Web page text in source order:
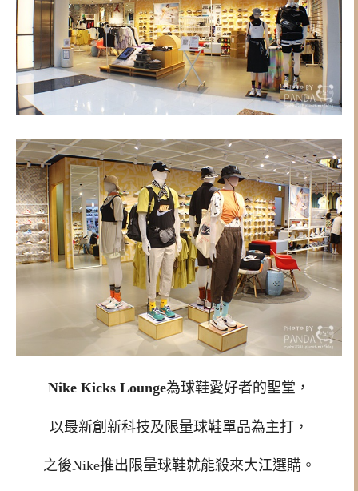
Nike Kicks Lounge為球鞋愛好者的聖堂，
以最新創新科技及 限量球鞋單品為主打，
之後Nike推出限量球鞋就能殺來大江選購。